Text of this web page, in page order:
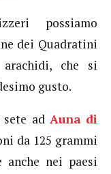
possiamo
dei Quadratini
che si
gusto.
ad Auna di
da 125 grammi
nei paesi